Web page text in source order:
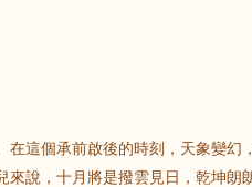
在這個承前啟後的時刻，天象變幻
來說，十月將是撥雲見日，乾坤朗